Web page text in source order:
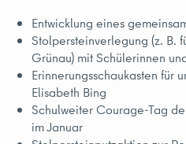
Entwicklung eines
Stolpersteinverlegung (z. B.
Grünau) mit Schülerinnen
Erinnerungsschaukasten für
Elisabeth Bing
Schulweiter Courage-Tag
im Januar